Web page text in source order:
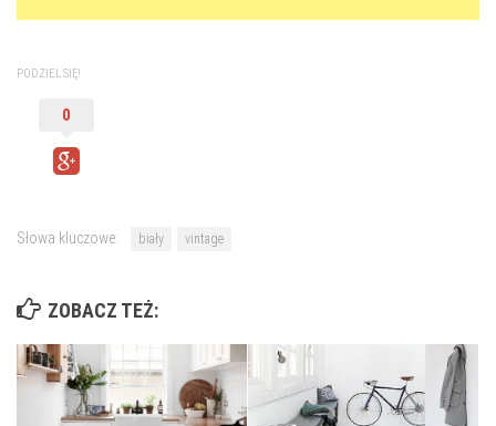
PODZIEL SIĘ!
0
Słowa kluczowe: biały vintage
ZOBACZ TEŻ: